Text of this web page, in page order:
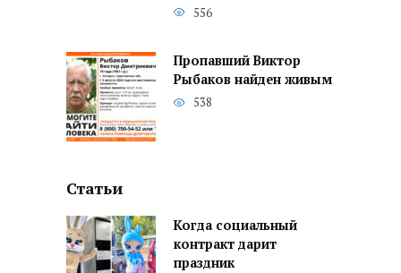
556
Пропавший Виктор
Рыбаков найден живым
538
Статьи
Когда социальный
контракт дарит
праздник